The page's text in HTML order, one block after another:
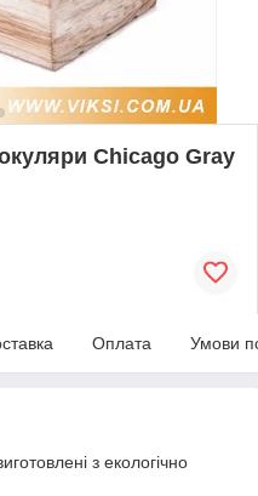
Chicago Gray
Оплата Умови
з екологічно